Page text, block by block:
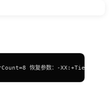
恢复参数：-